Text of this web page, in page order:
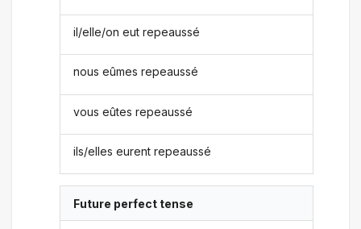
il/elle/on eut repeaussé
nous eûmes repeaussé
vous eûtes repeaussé
ils/elles eurent repeaussé
Future perfect tense